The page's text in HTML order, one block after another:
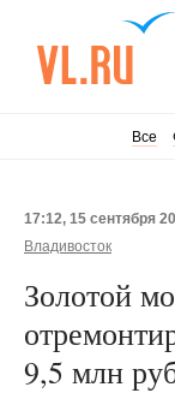
Все
17:12, 15 сентября
Владивосток
Золотой
9,5 млн